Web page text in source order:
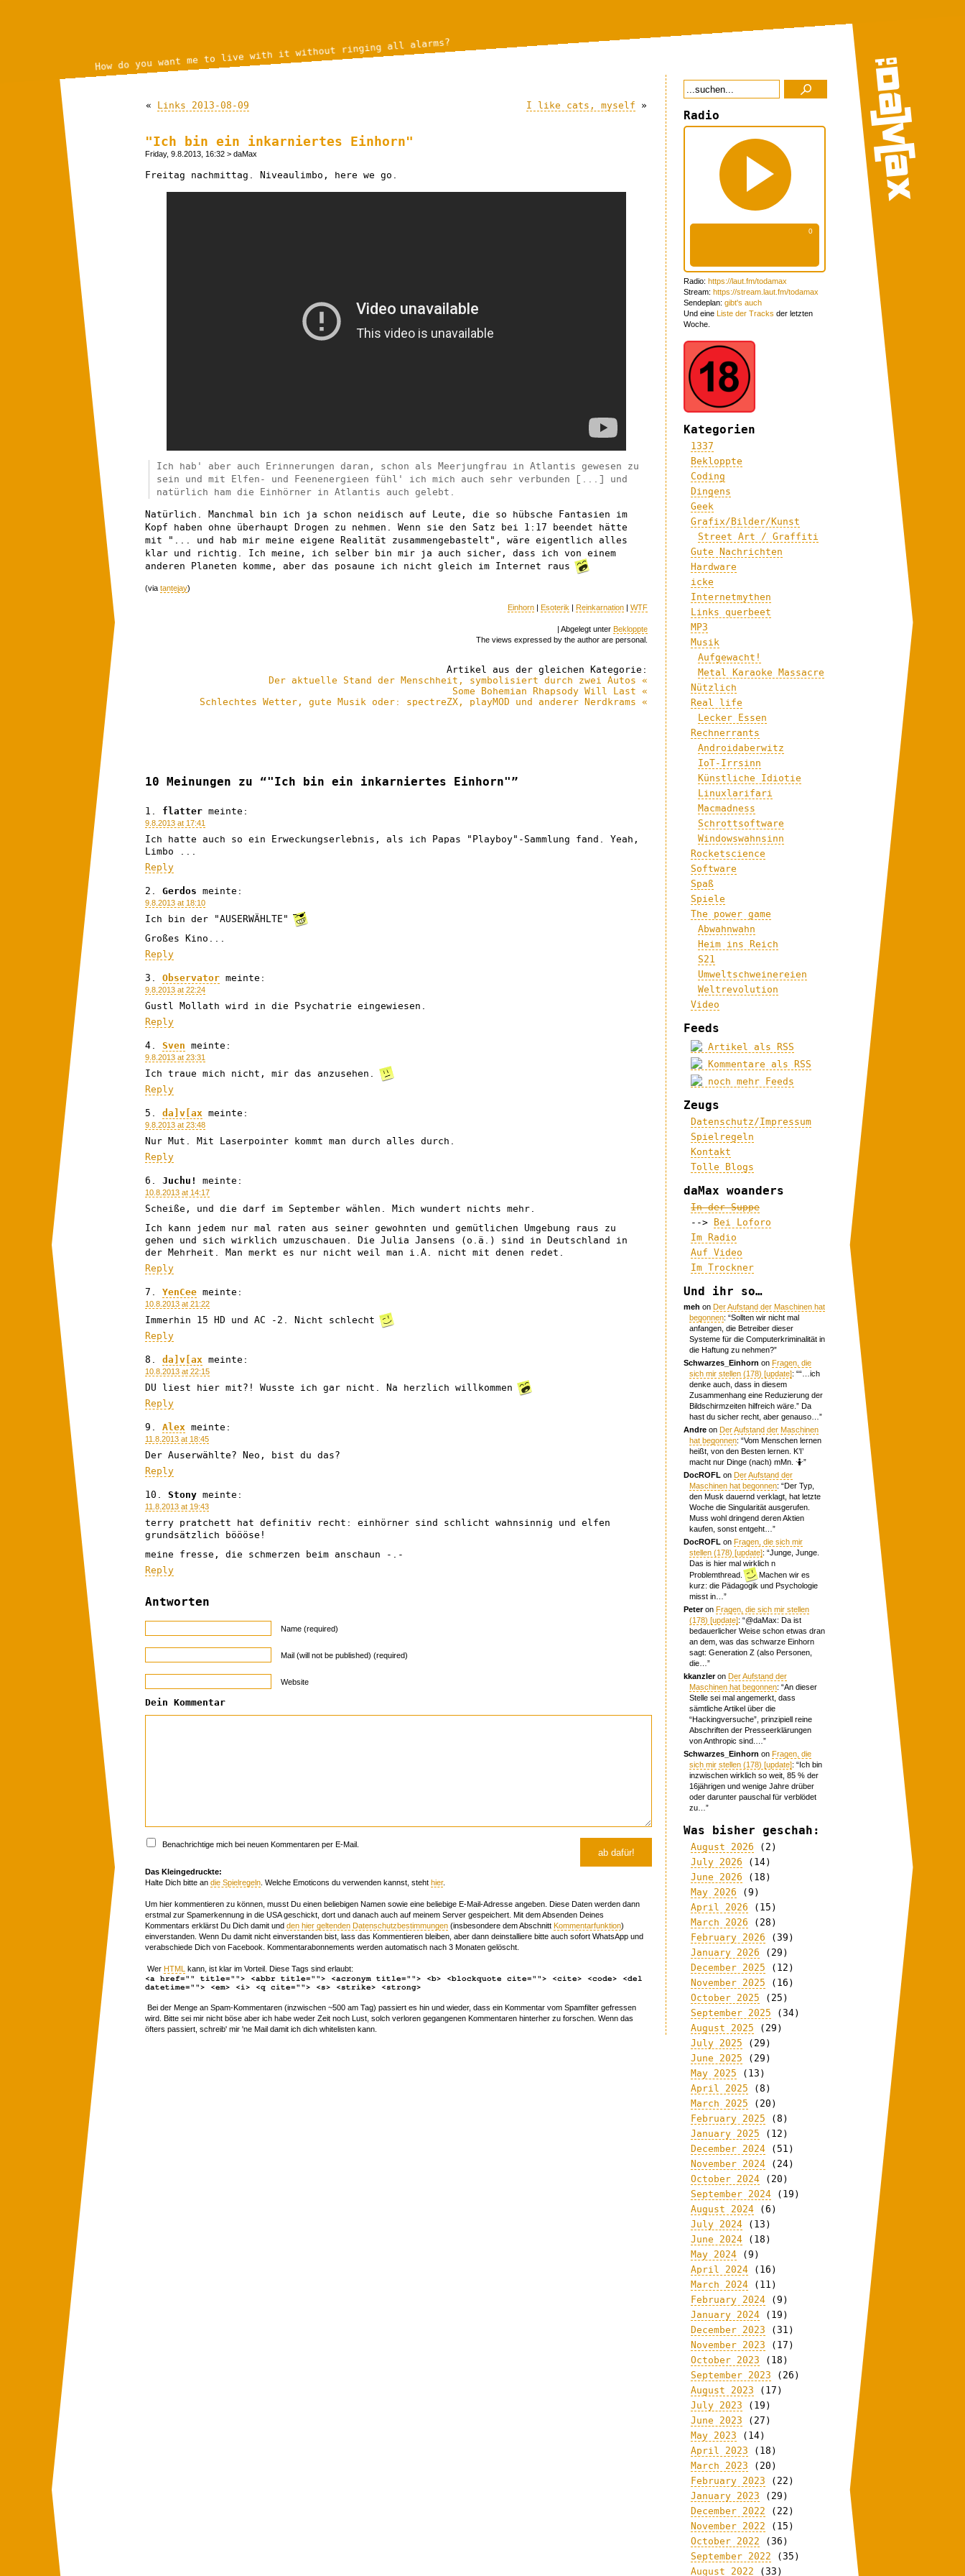
How do you want me to live with it without ringing all alarms?
« Links 2013-08-09 I like cats, myself »
"Ich bin ein inkarniertes Einhorn"
Friday, 9.8.2013, 16:32 > daMax
Freitag nachmittag. Niveaulimbo, here we go.
Ich hab' aber auch Erinnerungen daran, schon als Meerjungfrau in Atlantis gewesen zu
sein und mit Elfen- und Feenenergieen fühl' ich mich auch sehr verbunden [...] und
natürlich ham die Einhörner in Atlantis auch gelebt.
Natürlich. Manchmal bin ich ja schon neidisch auf Leute, die so hübsche Fantasien im
Kopf haben ohne überhaupt Drogen zu nehmen. Wenn sie den Satz bei 1:17 beendet hätte
mit "... und hab mir meine eigene Realität zusammengebastelt", wäre eigentlich alles
klar und richtig. Ich meine, ich selber bin mir ja auch sicher, dass ich von einem
anderen Planeten komme, aber das posaune ich nicht gleich im Internet raus
(via tantejay)
Einhorn Esoterik Reinkarnation WTF
| Abgelegt unter Bekloppte
The views expressed by the author are personal.
Artikel aus der gleichen Kategorie:
Der aktuelle Stand der Menschheit, symbolisiert durch zwei Autos «
Some Bohemian Rhapsody Will Last «
Schlechtes Wetter, gute Musik oder: spectreZX, playMOD und anderer Nerdkrams «
10 Meinungen zu “"Ich bin ein inkarniertes Einhorn"”
flatter meinte:
9.8.2013 at 17:41
Ich hatte auch so ein Erweckungserlebnis, als ich Papas "Playboy"-Sammlung fand. Yeah,
Limbo ...
Reply
Gerdos meinte:
9.8.2013 at 18:10
Ich bin der "AUSERWÄHLTE"
Großes Kino...
Reply
Observator meinte:
9.8.2013 at 22:24
Gustl Mollath wird in die Psychatrie eingewiesen.
Reply
Sven meinte:
9.8.2013 at 23:31
Ich traue mich nicht, mir das anzusehen.
Reply
da]v[ax meinte:
9.8.2013 at 23:48
Nur Mut. Mit Laserpointer kommt man durch alles durch.
Reply
Juchu! meinte:
10.8.2013 at 14:17
Scheiße, und die darf im September wählen. Mich wundert nichts mehr.
Ich kann jedem nur mal raten aus seiner gewohnten und gemütlichen Umgebung raus zu
gehen und sich wirklich umzuschauen. Die Julia Jansens (o.ä.) sind in Deutschland in
der Mehrheit. Man merkt es nur nicht weil man i.A. nicht mit denen redet.
Reply
YenCee meinte:
10.8.2013 at 21:22
Immerhin 15 HD und AC -2. Nicht schlecht
Reply
da]v[ax meinte:
10.8.2013 at 22:15
DU liest hier mit?! Wusste ich gar nicht. Na herzlich willkommen
Reply
Alex meinte:
11.8.2013 at 18:45
Der Auserwählte? Neo, bist du das?
Reply
Stony meinte:
11.8.2013 at 19:43
terry pratchett hat definitiv recht: einhörner sind schlicht wahnsinnig und elfen
grundsätzlich böööse!
meine fresse, die schmerzen beim anschaun -.-
Reply
Antworten
Name (required)
Mail (will not be published) (required)
Website
Dein Kommentar
Benachrichtige mich bei neuen Kommentaren per E-Mail.
Das Kleingedruckte:
Halte Dich bitte an die Spielregeln . Welche Emoticons du verwenden kannst, steht hier.
Um hier kommentieren zu können, musst Du einen beliebigen Namen sowie eine beliebige E-Mail-Adresse angeben. Diese Daten werden dann
erstmal zur Spamerkennung in die USA geschickt, dort und danach auch auf meinem Server gespeichert. Mit dem Absenden Deines
Kommentars erklärst Du Dich damit und den hier geltenden Datenschutzbestimmungen (insbesondere dem Abschnitt Kommentarfunktion)
einverstanden. Wenn Du damit nicht einverstanden bist, lass das Kommentieren bleiben, aber dann deinstalliere bitte auch sofort WhatsApp und
verabschiede Dich von Facebook. Kommentarabonnements werden automatisch nach 3 Monaten gelöscht.
Wer HTML kann, ist klar im Vorteil. Diese Tags sind erlaubt:
<a href="" title=""> <abbr title=""> <acronym title=""> <b> <blockquote cite=""> <cite> <code> <del
datetime=""> <em> <i> <q cite=""> <s> <strike> <strong>
Bei der Menge an Spam-Kommentaren (inzwischen ~500 am Tag) passiert es hin und wieder, dass ein Kommentar vom Spamfilter gefressen
wird. Bitte sei mir nicht böse aber ich habe weder Zeit noch Lust, solch verloren gegangenen Kommentaren hinterher zu forschen. Wenn das
öfters passiert, schreib' mir 'ne Mail damit ich dich whitelisten kann.
Radio
Radio: https://laut.fm/todamax
Stream: https://stream.laut.fm/todamax
Sendeplan: gibt's auch
Und eine Liste der Tracks der letzten
Woche.
Kategorien
1337
Bekloppte
Coding
Dingens
Geek
Grafix/Bilder/Kunst
Street Art / Graffiti
Gute Nachrichten
Hardware
icke
Internetmythen
Links querbeet
MP3
Musik
Aufgewacht!
Metal Karaoke Massacre
Nützlich
Real life
Lecker Essen
Rechnerrants
Androidaberwitz
IoT-Irrsinn
Künstliche Idiotie
Linuxlarifari
Macmadness
Schrottsoftware
Windowswahnsinn
Rocketscience
Software
Spaß
Spiele
The power game
Abwahnwahn
Heim ins Reich
S21
Umweltschweinereien
Weltrevolution
Video
Feeds
Artikel als RSS
Kommentare als RSS
noch mehr Feeds
Zeugs
Datenschutz/Impressum
Spielregeln
Kontakt
Tolle Blogs
daMax woanders
In der Suppe
-->
Bei Loforo
Im Radio
Auf Video
Im Trockner
Und ihr so…
meh onDer Aufstand der Maschinen hat
begonnen: “Sollten wir nicht mal
anfangen, die Betreiber dieser
Systeme für die Computerkriminalität in
die Haftung zu nehmen?”
Schwarzes_Einhorn onFragen, die
sich mir stellen (178) [update]: ““…ich
denke auch, dass in diesem
Zusammenhang eine Reduzierung der
Bildschirmzeiten hilfreich wäre.” Da
hast du sicher recht, aber genauso… ”
Andre onDer Aufstand der Maschinen
hat begonnen: “Vom Menschen lernen
heißt, von den Besten lernen. K’I’
macht nur Dinge (nach) mMn. 🤷”
DocROFL onDer Aufstand der
Maschinen hat begonnen: “Der Typ,
den Musk dauernd verklagt, hat letzte
Woche die Singularität ausgerufen.
Muss wohl dringend deren Aktien
kaufen, sonst entgeht… ”
DocROFL onFragen, die sich mir
stellen (178) [update]: “Junge, Junge.
Das is hier mal wirklich n
Problemthread.
Machen wir es
kurz: die Pädagogik und Psychologie
misst in… ”
PeteronFragen, die sich mir stellen
(178) [update]: “@daMax: Da ist
bedauerlicher Weise schon etwas dran
an dem, was das schwarze Einhorn
sagt: Generation Z (also Personen,
die… ”
kkanzleronDer Aufstand der
Maschinen hat begonnen: “An dieser
Stelle sei mal angemerkt, dass
sämtliche Artikel über die
“Hackingversuche”, prinzipiell reine
Abschriften der Presseerklärungen
von Anthropic sind.… ”
Schwarzes_Einhorn onFragen, die
sich mir stellen (178) [update]: “Ich bin
inzwischen wirklich so weit, 85 % der
16jährigen und wenige Jahre drüber
oder darunter pauschal für verblödet
zu… ”
Was bisher geschah:
August 2026 (2)
July 2026 (14)
June 2026 (18)
May 2026 (9)
April 2026 (15)
March 2026 (28)
February 2026 (39)
January 2026 (29)
December 2025 (12)
November 2025 (16)
October 2025 (25)
September 2025 (34)
August 2025 (29)
July 2025 (29)
June 2025 (29)
May 2025 (13)
April 2025 (8)
March 2025 (20)
February 2025 (8)
January 2025 (12)
December 2024 (51)
November 2024 (24)
October 2024 (20)
September 2024 (19)
August 2024 (6)
July 2024 (13)
June 2024 (18)
May 2024 (9)
April 2024 (16)
March 2024 (11)
February 2024 (9)
January 2024 (19)
December 2023 (31)
November 2023 (17)
October 2023 (18)
September 2023 (26)
August 2023 (17)
July 2023 (19)
June 2023 (27)
May 2023 (14)
April 2023 (18)
March 2023 (20)
February 2023 (22)
January 2023 (29)
December 2022 (22)
November 2022 (15)
October 2022 (36)
September 2022 (35)
August 2022 (33)